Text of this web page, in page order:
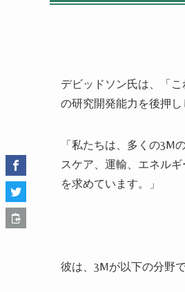
デビッドソン氏は、「
の研究開発能力を後押し
「私たちは、多くの
スケア、運輸、エネル
を求めています。」
彼は、3Mが以下の分野